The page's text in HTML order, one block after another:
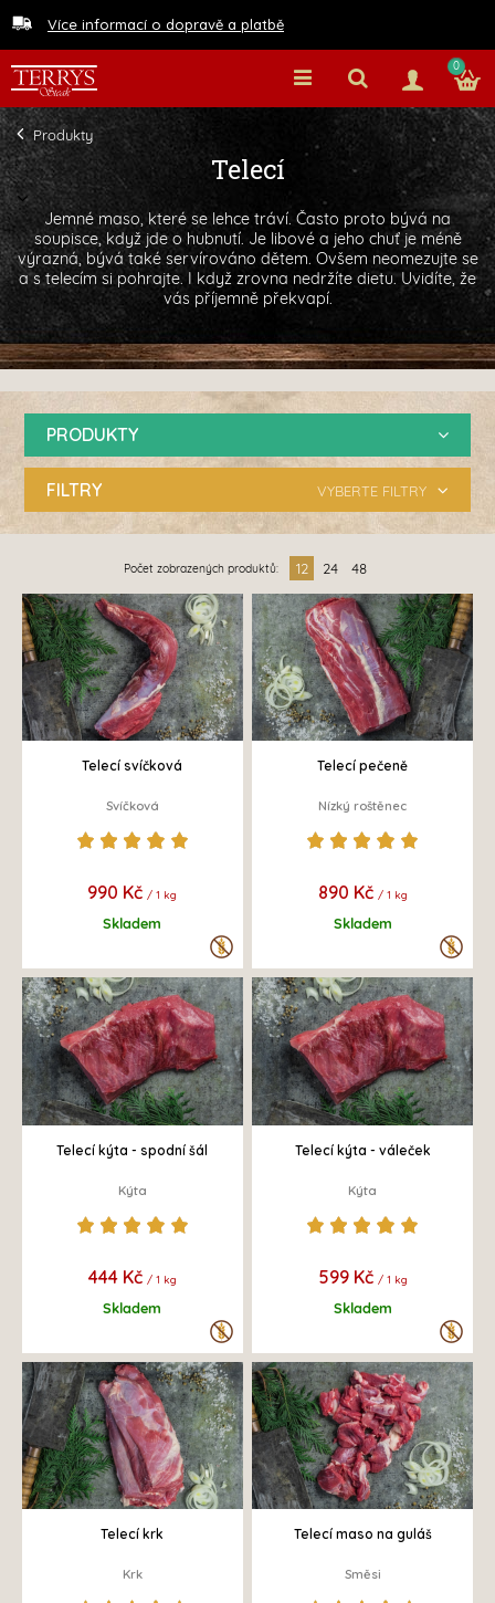
Více informací o dopravě a platbě
0
Produkty
Telecí
Jemné maso, které se lehce tráví. Často proto bývá na
soupisce, když jde o hubnutí. Je libové a jeho chuť je méně
výrazná, bývá také servírováno dětem. Ovšem neomezujte se
a s telecím si pohrajte. I když zrovna nedržíte dietu. Uvidíte, že
vás příjemně překvapí.
PRODUKTY
FILTRY VYBERTE FILTRY
Počet zobrazených produktů: 12 24 48
Telecí svíčková
Svíčková
990 Kč/ 1 kg
Skladem
Telecí pečeně
Nízký roštěnec
890 Kč / 1 kg
Skladem
Telecí kýta - spodní šál
Kýta
444 Kč / 1 kg
Skladem
Telecí kýta - váleček
Kýta
599 Kč / 1 kg
Skladem
Telecí krk
Krk
Telecí maso na guláš
Směsi